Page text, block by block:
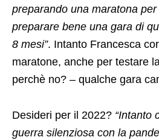
preparando una maratona per
preparare bene una gara di
8 mesi”. Intanto Francesca
maratone, anche per testare
perchè no? – qualche gara
Desideri per il 2022? “Intanto
guerra silenziosa con la